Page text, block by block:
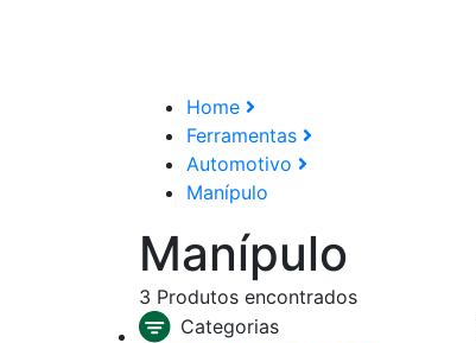
Home
Ferramentas
Automotivo
Manípulo
Manípulo
3 Produtos encontrados
Categorias